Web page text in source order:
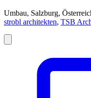
Umbau, Salzburg,
strobl architekten, TSB